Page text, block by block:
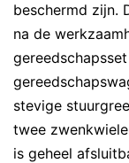
beschermd zijn.
na de
stevige
twee
is geheel